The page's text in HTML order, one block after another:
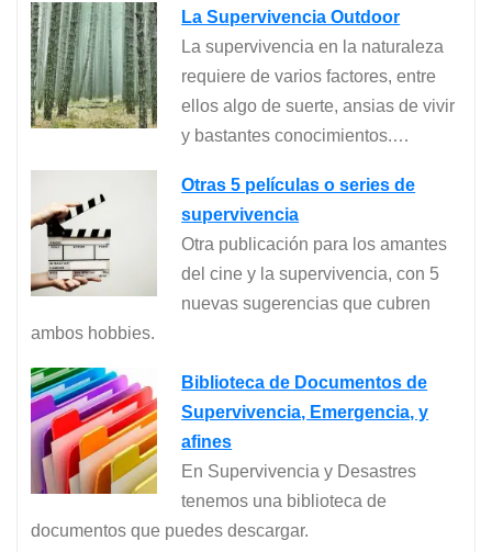
La Supervivencia Outdoor
La supervivencia en la naturaleza
requiere de varios factores, entre
ellos algo de suerte, ansias de vivir
y bastantes conocimientos.…
Otras 5 películas o series de
supervivencia
Otra publicación para los amantes
del cine y la supervivencia, con 5
nuevas sugerencias que cubren
ambos hobbies.
Biblioteca de Documentos de
Supervivencia, Emergencia, y
afines
En Supervivencia y Desastres
tenemos una biblioteca de
documentos que puedes descargar.